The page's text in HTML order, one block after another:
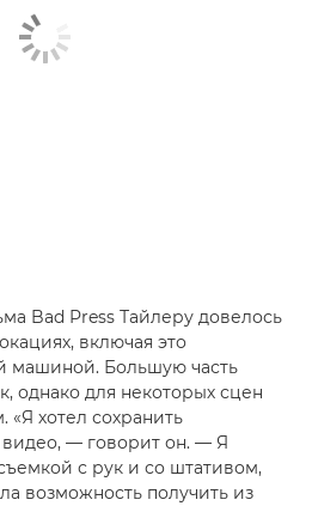
Bad Press Тайлеру довелось
включая это
машиной. Большую часть
однако для некоторых сцен
«Я хотел сохранить
— говорит он. — Я
с рук и со штативом,
возможность получить из